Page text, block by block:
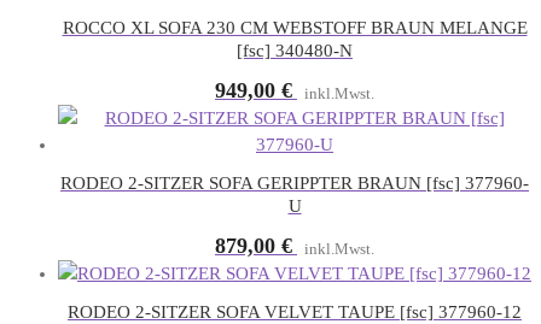
ROCCO XL SOFA 230 CM WEBSTOFF BRAUN MELANGE
[fsc] 340480-N
949,00 € inkl.Mwst.
RODEO 2-SITZER SOFA GERIPPTER BRAUN [fsc] 377960-
U
879,00 € inkl.Mwst.
RODEO 2-SITZER SOFA VELVET TAUPE [fsc] 377960-12